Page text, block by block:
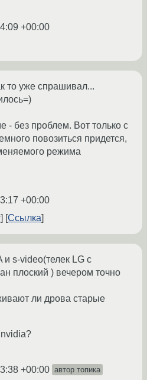
+00:00
то уже спрашивал...
- без проблем. Вот только с
повозиться придется,
режима
+00:00
Ссылка
и s-video(телек LG с
плоский ) вечером точно
ли дрова старые
+00:00 автор топика